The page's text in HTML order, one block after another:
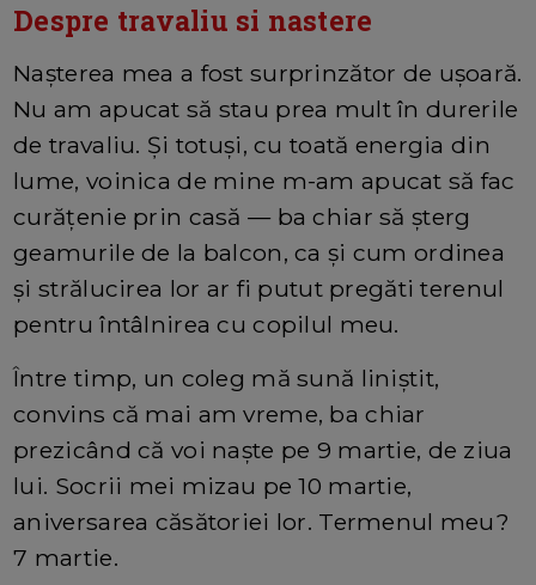
Despre travaliu si nastere
Nașterea mea a fost surprinzător de ușoară.
Nu am apucat să stau prea mult în durerile
de travaliu. Și totuși, cu toată energia din
lume, voinica de mine m-am apucat să fac
curățenie prin casă — ba chiar să șterg
geamurile de la balcon, ca și cum ordinea
și strălucirea lor ar fi putut pregăti terenul
pentru întâlnirea cu copilul meu.
Între timp, un coleg mă sună liniștit,
convins că mai am vreme, ba chiar
prezicând că voi naște pe 9 martie, de ziua
lui. Socrii mei mizau pe 10 martie,
aniversarea căsătoriei lor. Termenul meu?
7 martie.